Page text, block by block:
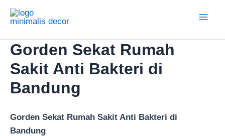
Lewati
Gorden Sekat Rumah
Sakit Anti Bakteri di
Bandung
Gorden Sekat Rumah Sakit Anti Bakteri di
Bandung